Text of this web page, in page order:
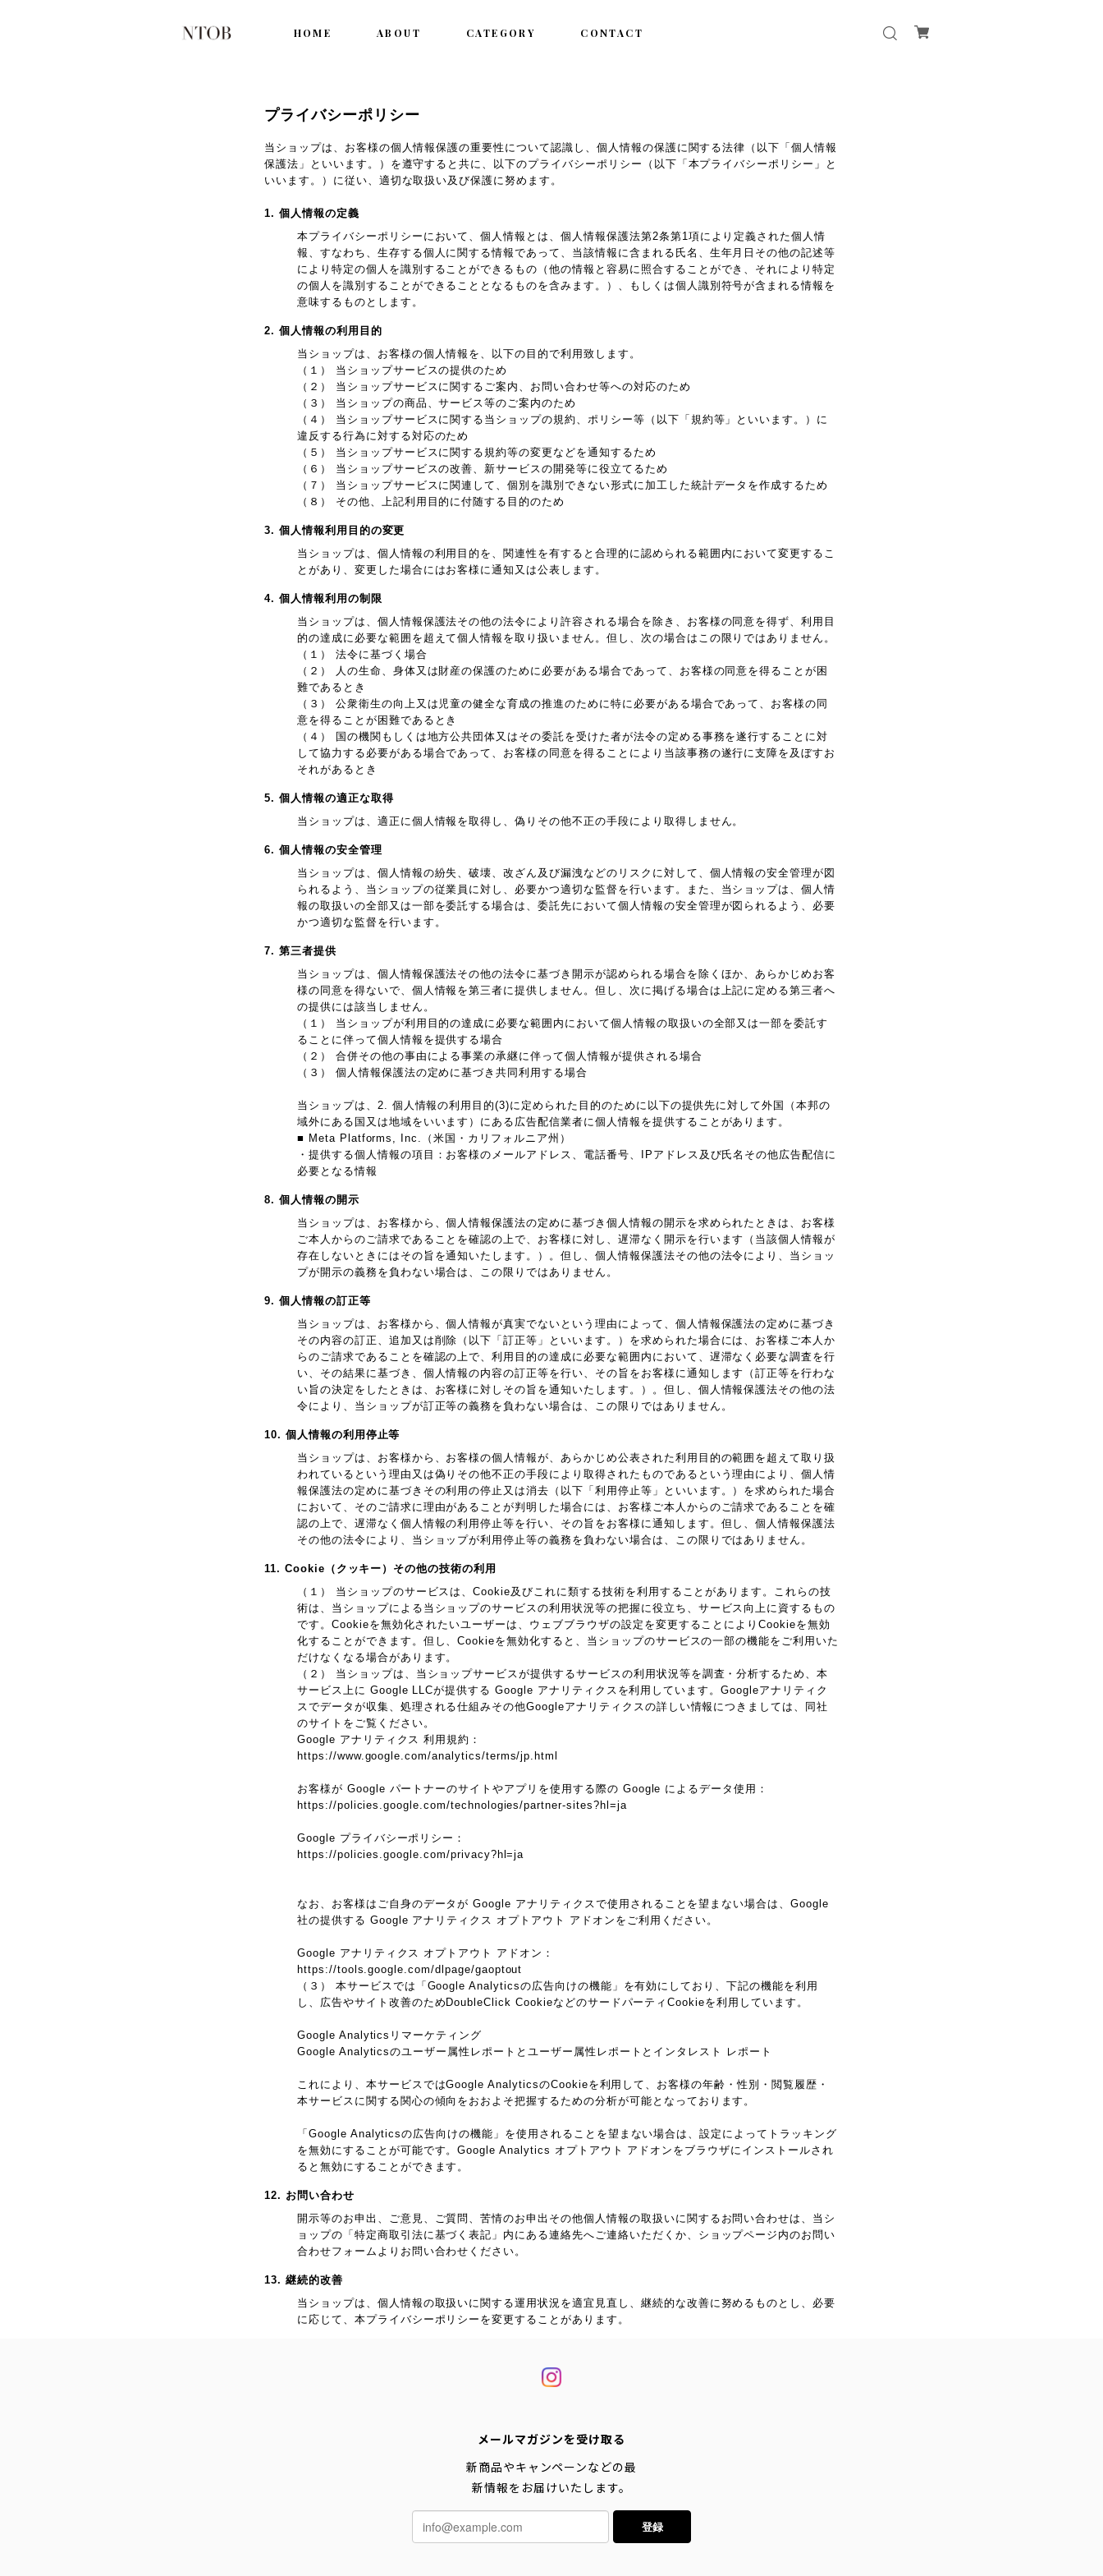
HOME ABOUT CATEGORY CONTACT
プライバシーポリシー
当ショップは、お客様の個人情報保護の重要性について認識し、個人情報の保護に関する法律（以下「個人情報
保護法」といいます。）を遵守すると共に、以下のプライバシーポリシー（以下「本プライバシーポリシー」と
いいます。）に従い、適切な取扱い及び保護に努めます。
1. 個人情報の定義
本プライバシーポリシーにおいて、個人情報とは、個人情報保護法第2条第1項により定義された個人情
報、すなわち、生存する個人に関する情報であって、当該情報に含まれる氏名、生年月日その他の記述等
により特定の個人を識別することができるもの（他の情報と容易に照合することができ、それにより特定
の個人を識別することができることとなるものを含みます。）、もしくは個人識別符号が含まれる情報を
意味するものとします。
2. 個人情報の利用目的
当ショップは、お客様の個人情報を、以下の目的で利用致します。
（１） 当ショップサービスの提供のため
（２） 当ショップサービスに関するご案内、お問い合わせ等への対応のため
（３） 当ショップの商品、サービス等のご案内のため
（４） 当ショップサービスに関する当ショップの規約、ポリシー等（以下「規約等」といいます。）に
違反する行為に対する対応のため
（５） 当ショップサービスに関する規約等の変更などを通知するため
（６） 当ショップサービスの改善、新サービスの開発等に役立てるため
（７） 当ショップサービスに関連して、個別を識別できない形式に加工した統計データを作成するため
（８） その他、上記利用目的に付随する目的のため
3. 個人情報利用目的の変更
当ショップは、個人情報の利用目的を、関連性を有すると合理的に認められる範囲内において変更するこ
とがあり、変更した場合にはお客様に通知又は公表します。
4. 個人情報利用の制限
当ショップは、個人情報保護法その他の法令により許容される場合を除き、お客様の同意を得ず、利用目
的の達成に必要な範囲を超えて個人情報を取り扱いません。但し、次の場合はこの限りではありません。
（１） 法令に基づく場合
（２） 人の生命、身体又は財産の保護のために必要がある場合であって、お客様の同意を得ることが困
難であるとき
（３） 公衆衛生の向上又は児童の健全な育成の推進のために特に必要がある場合であって、お客様の同
意を得ることが困難であるとき
（４） 国の機関もしくは地方公共団体又はその委託を受けた者が法令の定める事務を遂行することに対
して協力する必要がある場合であって、お客様の同意を得ることにより当該事務の遂行に支障を及ぼすお
それがあるとき
5. 個人情報の適正な取得
当ショップは、適正に個人情報を取得し、偽りその他不正の手段により取得しません。
6. 個人情報の安全管理
当ショップは、個人情報の紛失、破壊、改ざん及び漏洩などのリスクに対して、個人情報の安全管理が図
られるよう、当ショップの従業員に対し、必要かつ適切な監督を行います。また、当ショップは、個人情
報の取扱いの全部又は一部を委託する場合は、委託先において個人情報の安全管理が図られるよう、必要
かつ適切な監督を行います。
7. 第三者提供
当ショップは、個人情報保護法その他の法令に基づき開示が認められる場合を除くほか、あらかじめお客
様の同意を得ないで、個人情報を第三者に提供しません。但し、次に掲げる場合は上記に定める第三者へ
の提供には該当しません。
（１） 当ショップが利用目的の達成に必要な範囲内において個人情報の取扱いの全部又は一部を委託す
ることに伴って個人情報を提供する場合
（２） 合併その他の事由による事業の承継に伴って個人情報が提供される場合
（３） 個人情報保護法の定めに基づき共同利用する場合
当ショップは、2. 個人情報の利用目的(3)に定められた目的のために以下の提供先に対して外国（本邦の
域外にある国又は地域をいいます）にある広告配信業者に個人情報を提供することがあります。
■ Meta Platforms, Inc.（米国・カリフォルニア州）
・提供する個人情報の項目：お客様のメールアドレス、電話番号、IPアドレス及び氏名その他広告配信に
必要となる情報
8. 個人情報の開示
当ショップは、お客様から、個人情報保護法の定めに基づき個人情報の開示を求められたときは、お客様
ご本人からのご請求であることを確認の上で、お客様に対し、遅滞なく開示を行います（当該個人情報が
存在しないときにはその旨を通知いたします。）。但し、個人情報保護法その他の法令により、当ショッ
プが開示の義務を負わない場合は、この限りではありません。
9. 個人情報の訂正等
当ショップは、お客様から、個人情報が真実でないという理由によって、個人情報保護法の定めに基づき
その内容の訂正、追加又は削除（以下「訂正等」といいます。）を求められた場合には、お客様ご本人か
らのご請求であることを確認の上で、利用目的の達成に必要な範囲内において、遅滞なく必要な調査を行
い、その結果に基づき、個人情報の内容の訂正等を行い、その旨をお客様に通知します（訂正等を行わな
い旨の決定をしたときは、お客様に対しその旨を通知いたします。）。但し、個人情報保護法その他の法
令により、当ショップが訂正等の義務を負わない場合は、この限りではありません。
10. 個人情報の利用停止等
当ショップは、お客様から、お客様の個人情報が、あらかじめ公表された利用目的の範囲を超えて取り扱
われているという理由又は偽りその他不正の手段により取得されたものであるという理由により、個人情
報保護法の定めに基づきその利用の停止又は消去（以下「利用停止等」といいます。）を求められた場合
において、そのご請求に理由があることが判明した場合には、お客様ご本人からのご請求であることを確
認の上で、遅滞なく個人情報の利用停止等を行い、その旨をお客様に通知します。但し、個人情報保護法
その他の法令により、当ショップが利用停止等の義務を負わない場合は、この限りではありません。
11. Cookie（クッキー）その他の技術の利用
（１） 当ショップのサービスは、Cookie及びこれに類する技術を利用することがあります。これらの技
術は、当ショップによる当ショップのサービスの利用状況等の把握に役立ち、サービス向上に資するもの
です。Cookieを無効化されたいユーザーは、ウェブブラウザの設定を変更することによりCookieを無効
化することができます。但し、Cookieを無効化すると、当ショップのサービスの一部の機能をご利用いた
だけなくなる場合があります。
（２） 当ショップは、当ショップサービスが提供するサービスの利用状況等を調査・分析するため、本
サービス上に Google LLCが提供する Google アナリティクスを利用しています。Googleアナリティク
スでデータが収集、処理される仕組みその他Googleアナリティクスの詳しい情報につきましては、同社
のサイトをご覧ください。
Google アナリティクス 利用規約：
https://www.google.com/analytics/terms/jp.html
お客様が Google パートナーのサイトやアプリを使用する際の Google によるデータ使用：
https://policies.google.com/technologies/partner-sites?hl=ja
Google プライバシーポリシー：
https://policies.google.com/privacy?hl=ja
なお、お客様はご自身のデータが Google アナリティクスで使用されることを望まない場合は、Google
社の提供する Google アナリティクス オプトアウト アドオンをご利用ください。
Google アナリティクス オプトアウト アドオン：
https://tools.google.com/dlpage/gaoptout
（３） 本サービスでは「Google Analyticsの広告向けの機能」を有効にしており、下記の機能を利用
し、広告やサイト改善のためDoubleClick CookieなどのサードパーティCookieを利用しています。
Google Analyticsリマーケティング
Google Analyticsのユーザー属性レポートとユーザー属性レポートとインタレスト レポート
これにより、本サービスではGoogle AnalyticsのCookieを利用して、お客様の年齢・性別・閲覧履歴・
本サービスに関する関心の傾向をおおよそ把握するための分析が可能となっております。
「Google Analyticsの広告向けの機能」を使用されることを望まない場合は、設定によってトラッキング
を無効にすることが可能です。Google Analytics オプトアウト アドオンをブラウザにインストールされ
ると無効にすることができます。
12. お問い合わせ
開示等のお申出、ご意見、ご質問、苦情のお申出その他個人情報の取扱いに関するお問い合わせは、当シ
ョップの「特定商取引法に基づく表記」内にある連絡先へご連絡いただくか、ショップページ内のお問い
合わせフォームよりお問い合わせください。
13. 継続的改善
当ショップは、個人情報の取扱いに関する運用状況を適宜見直し、継続的な改善に努めるものとし、必要
に応じて、本プライバシーポリシーを変更することがあります。
メールマガジンを受け取る
新商品やキャンペーンなどの最
新情報をお届けいたします。
登録